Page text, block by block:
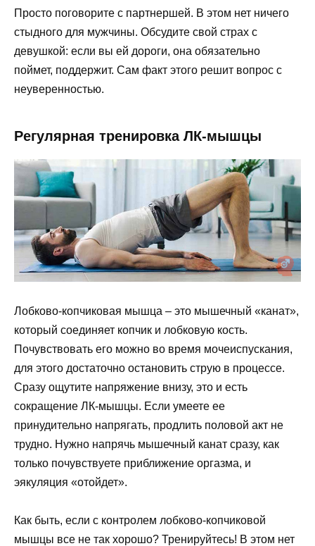
Просто поговорите с партнершей. В этом нет ничего
стыдного для мужчины. Обсудите свой страх с
девушкой: если вы ей дороги, она обязательно
поймет, поддержит. Сам факт этого решит вопрос с
неуверенностью.
Регулярная тренировка ЛК-мышцы
Лобково-копчиковая мышца – это мышечный «канат»,
который соединяет копчик и лобковую кость.
Почувствовать его можно во время мочеиспускания,
для этого достаточно остановить струю в процессе.
Сразу ощутите напряжение внизу, это и есть
сокращение ЛК-мышцы. Если умеете ее
принудительно напрягать, продлить половой акт не
трудно. Нужно напрячь мышечный канат сразу, как
только почувствуете приближение оргазма, и
эякуляция «отойдет».
Как быть, если с контролем лобково-копчиковой
мышцы все не так хорошо? Тренируйтесь! В этом нет